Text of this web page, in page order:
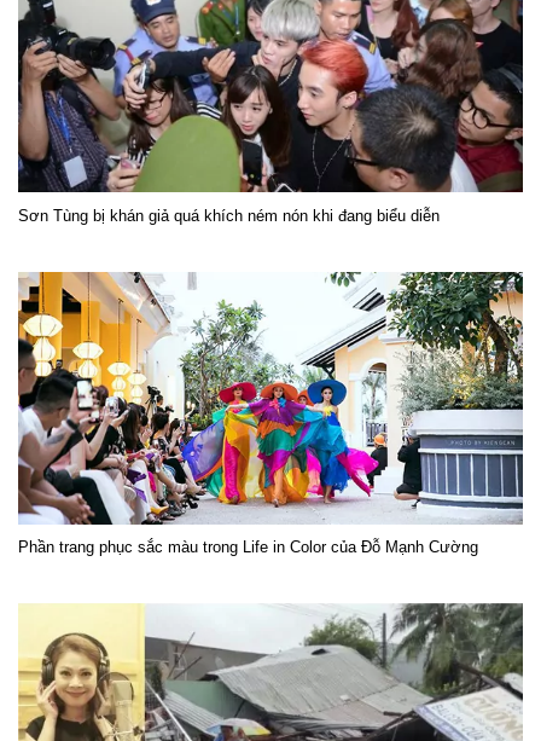
Sơn Tùng bị khán giả quá khích ném nón khi đang biểu diễn
Phần trang phục sắc màu trong Life in Color của Đỗ Mạnh Cường